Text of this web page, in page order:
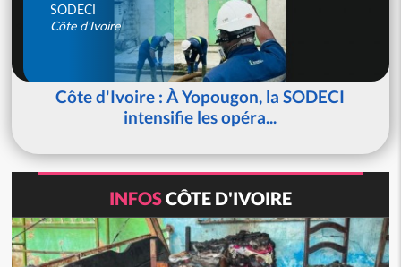
SODECI
Côte d'Ivoire
Côte d'Ivoire : À Yopougon, la SODECI
intensifie les opéra...
INFOSCÔTE D'IVOIRE